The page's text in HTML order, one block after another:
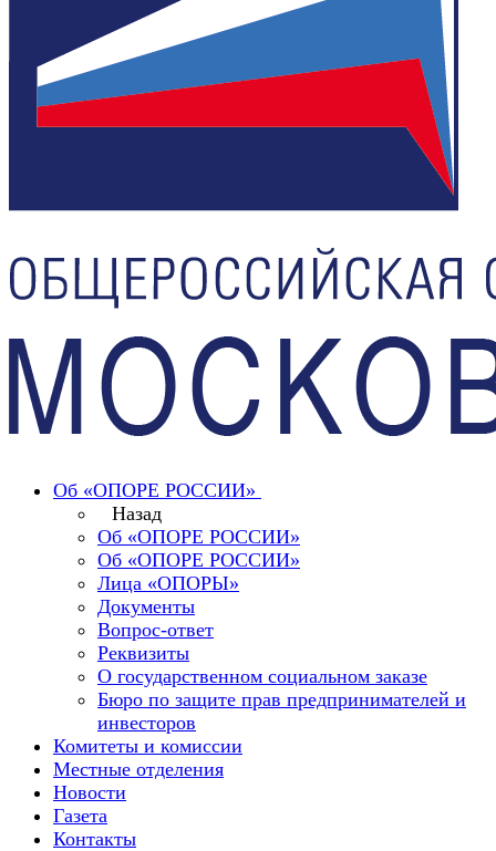
Об «ОПОРЕ РОССИИ»
Назад
Об «ОПОРЕ РОССИИ»
Об «ОПОРЕ РОССИИ»
Лица «ОПОРЫ»
Документы
Вопрос-ответ
Реквизиты
О государственном социальном заказе
Бюро по защите прав предпринимателей и
инвесторов
Комитеты и комиссии
Местные отделения
Новости
Газета
Контакты